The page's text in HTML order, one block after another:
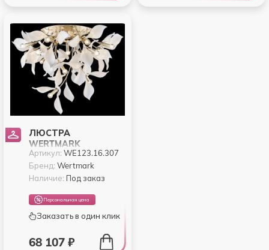
ЛЮСТРА
WERTMARK
MIRANDA
WE123.16.307
Артикул: WE123.16.307
Бренд: Wertmark
Наличие: Под заказ
Персональная цена
Заказать в один клик
68 107 ₽